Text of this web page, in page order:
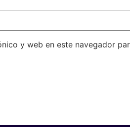
y web en este navegador